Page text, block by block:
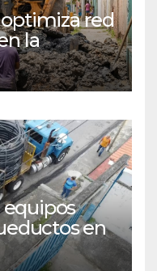
red
la
de
en
de Yaracuy‎